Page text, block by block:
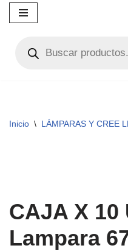
contenido
Inicio \ LÁMPARAS Y CREE
CAJA X 10
Lampara